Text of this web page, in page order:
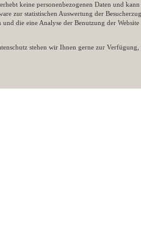
keine personenbezogenen Daten und
zur statistischen Auswertung der
und die eine Analyse der Benutzung der
stehen wir Ihnen gerne zur